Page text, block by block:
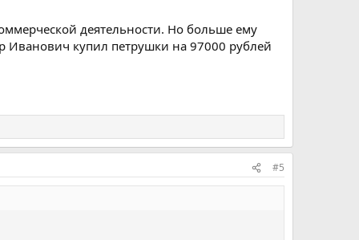
деятельности. Но больше ему
купил петрушки на 97000 рублей
#5